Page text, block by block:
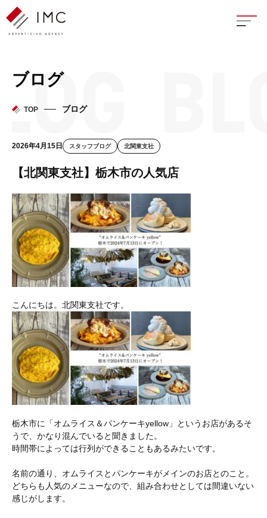
座談
ブログ
TOP ブログ
2026年4月15日 スタッフブログ 北関東支社
【北関東支社】栃木市の人気店
こんにちは。北関東支社です。
栃木市に「オムライス＆パンケーキyellow」というお店があるそ
うで、かなり混んでいると聞きました。
時間帯によっては行列ができることもあるみたいです。
名前の通り、オムライスとパンケーキがメインのお店とのこと。
どちらも人気のメニューなので、組み合わせとしては間違いない
感じがします。